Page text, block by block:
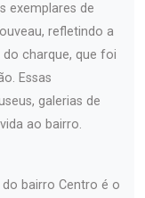
exemplares de
refletindo a
charque, que foi
Essas
galerias de
ao bairro.
bairro Centro é o